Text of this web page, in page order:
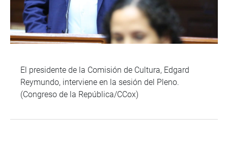
El presidente de la Comisión de Cultura, Edgard
Reymundo, interviene en la sesión del Pleno.
(Congreso de la República/CCox)